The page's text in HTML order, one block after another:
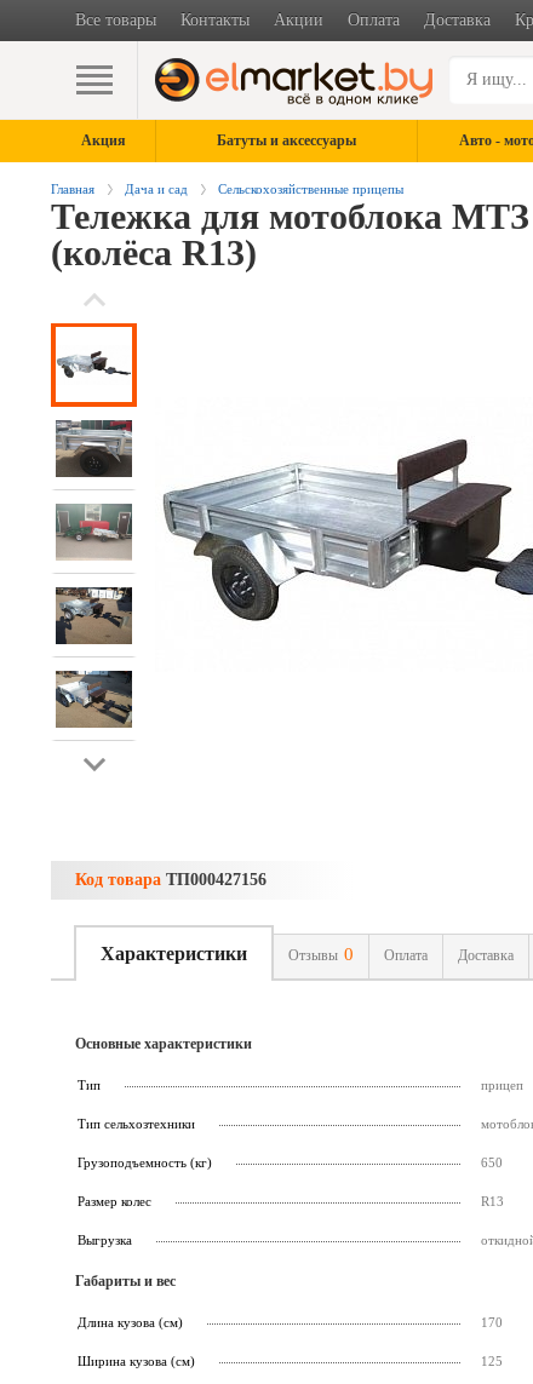
Все товары Контакты Акции Оплата Доставка
Акция Батуты и аксессуары Авто -
Главная Дача и сад Сельскохозяйственные прицепы
Тележка для мотоблока
(колёса R13)
Код товара ТП000427156
Характеристики Отзывы 0 Оплата Доставка
Основные характеристики
Тип прицеп
Тип сельхозтехники
Грузоподъемность (кг) 650
Размер колес R13
Выгрузка
Габариты и вес
Длина кузова (см) 170
Ширина кузова (см) 125